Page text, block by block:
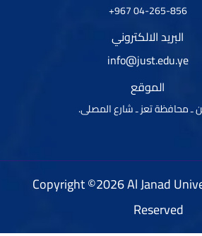
04-265-856 967+
البريد الالكتروني
info@just.edu.ye
الموقع
ـ محافظة تعز ـ شارع المصلى.
Copyright ©2026 Al Janad
Reserved